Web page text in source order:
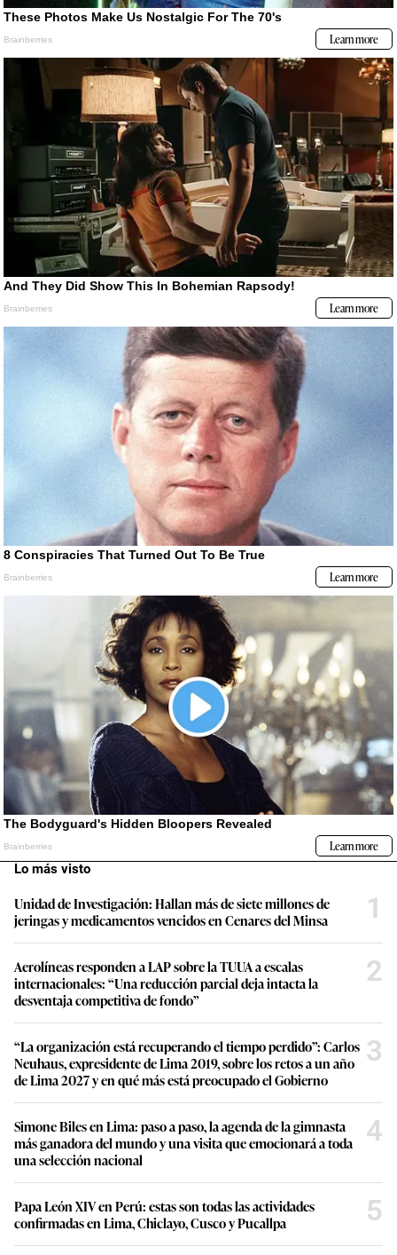
Lo más visto
Unidad de Investigación: Hallan más de siete millones de
jeringas y medicamentos vencidos en Cenares del Minsa
1
Aerolíneas responden a LAP sobre la TUUA a escalas
internacionales: “Una reducción parcial deja intacta la
desventaja competitiva de fondo”
2
“La organización está recuperando el tiempo perdido”: Carlos
Neuhaus, expresidente de Lima 2019, sobre los retos a un año
de Lima 2027 y en qué más está preocupado el Gobierno
3
Simone Biles en Lima: paso a paso, la agenda de la gimnasta
más ganadora del mundo y una visita que emocionará a toda
una selección nacional
4
Papa León XIV en Perú: estas son todas las actividades
confirmadas en Lima, Chiclayo, Cusco y Pucallpa
5